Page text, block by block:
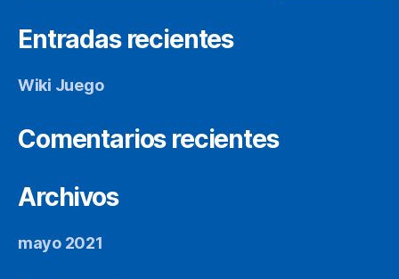
Entradas recientes
Wiki Juego
Comentarios recientes
Archivos
mayo 2021